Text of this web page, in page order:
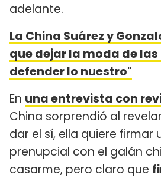
adelante.
La China Suárez y
que dejar la moda de
defender lo nuestro"
En una entrevista con
China sorprendió al
dar el sí, ella quiere firmar
prenupcial con el galán
casarme, pero claro que